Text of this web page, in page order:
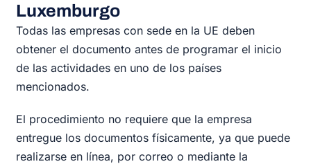
Luxemburgo
Todas las empresas con sede en la UE deben
obtener el documento antes de programar el inicio
de las actividades en uno de los países
mencionados.
El procedimiento no requiere que la empresa
entregue los documentos físicamente, ya que puede
realizarse en línea, por correo o mediante la